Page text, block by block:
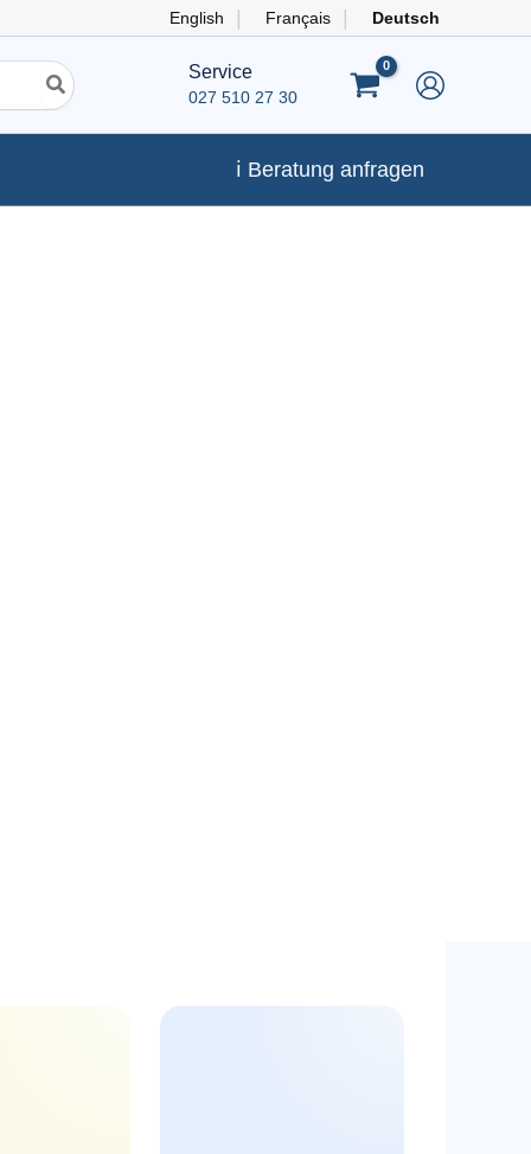
English Français Deutsch
Service
027 510 27 30
ℹ️ Beratung anfragen